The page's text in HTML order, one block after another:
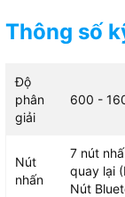
Thông số
Độ
phân
giải
600 -
Nút
nhấn
7 nút
quay lại
Nút